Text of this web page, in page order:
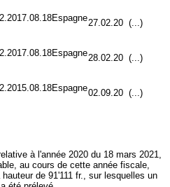
17.08.18Espagne27.02.20 (...)
17.08.18Espagne28.02.20 (...)
15.08.18Espagne02.09.20 (...)
à l'année 2020 du 18 mars 2021,
au cours de cette année fiscale,
de 91'111 fr., sur lesquelles un